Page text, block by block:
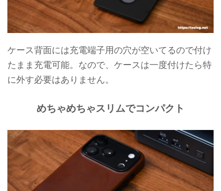
ケース背面には充電端子用の穴が空いてるので付け
たまま充電可能。なので、ケースは一度付けたら特
に外す必要はありません。
めちゃめちゃスリムでコンパクト